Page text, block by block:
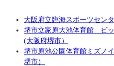
大阪府立臨海スポーツセン
堺市立家原大池体育館 ビ
(大阪府堺市）
堺市原池公園体育館ミズノ
堺市）